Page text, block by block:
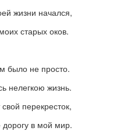
жизни начался,
старых оков.
было не просто.
нелегкою жизнь.
перекресток,
в мой мир.